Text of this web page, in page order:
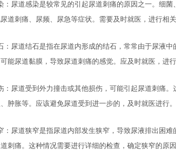
：尿道感染是较常见的引起尿道刺痛的原因之一。细
道刺痛、尿频、尿急等症状。需要及时就医，进行相关
：尿道结石是指在尿道内形成的结石，常常由于尿液
能尿道黏膜，导致尿道刺痛的感觉。应及时就医，进行
：尿道受到外力撞击或其他损伤，可能引起尿道刺痛
肿胀等。应该避免尿道受到进一步的，及时就医进行。
：尿道狭窄是指尿道内部发生狭窄，导致尿液排出困难
刺痛。这种情况需要进行详细的检查，确定狭窄的原